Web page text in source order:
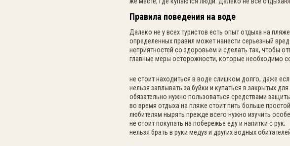
Правила поведения на воде
Далеко не у всех туристов есть опыт отдыха на
определенных правил может нанести серьезный
неприятностей со здоровьем и сделать так, чтобы
главные меры осторожности, которые необходимо
не стоит находиться в воде слишком долго, даже
нельзя заплывать за буйки и купаться в закрытых
обязательно нужно пользоваться средствами
во время отдыха на пляже стоит пить больше
любителям нырять прежде всего нужно изучить
не стоит покупать на побережье еду и напитки с рук;
нельзя брать в руки медуз и других водных